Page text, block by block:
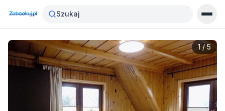
Szukaj
1/5